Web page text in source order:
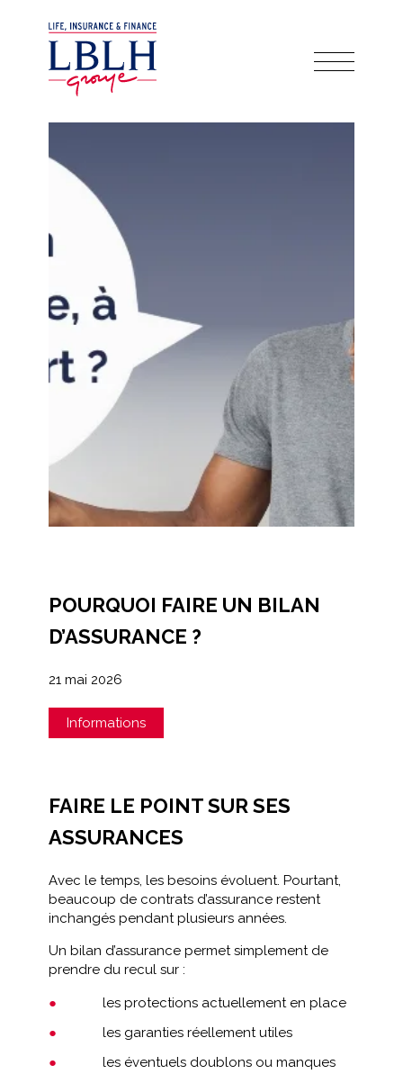
POURQUOI FAIRE UN BILAN
D’ASSURANCE ?
21 mai 2026
Informations
FAIRE LE POINT SUR SES
ASSURANCES
Avec le temps, les besoins évoluent. Pourtant,
beaucoup de contrats d’assurance restent
inchangés pendant plusieurs années.
Un bilan d’assurance permet simplement de
prendre du recul sur :
les protections actuellement en place
les garanties réellement utiles
les éventuels doublons ou manques